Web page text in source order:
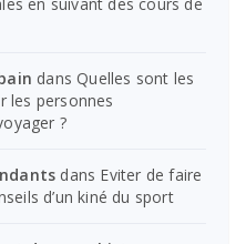
dansQuelles sont les
les personnes
?
dans Eviter de faire
d’un kiné du sport